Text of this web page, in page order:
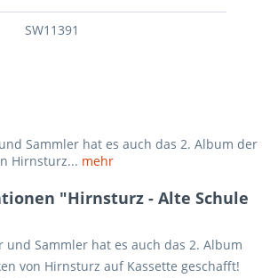
SW11391
Sammler hat es auch das 2. Album der
Hirnsturz... mehr
"Hirnsturz - Alte Schule
und Sammler hat es auch das 2. Album
von Hirnsturz auf Kassette geschafft!